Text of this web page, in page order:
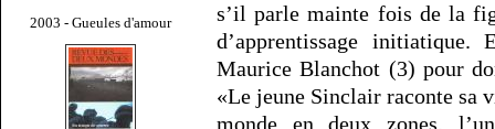
2003 - Gueules d'amour
s’il parle mainte fois de la
d’apprentissage
Maurice Blanchot (3) pour
«Le jeune Sinclair raconte sa
monde en deux zones,